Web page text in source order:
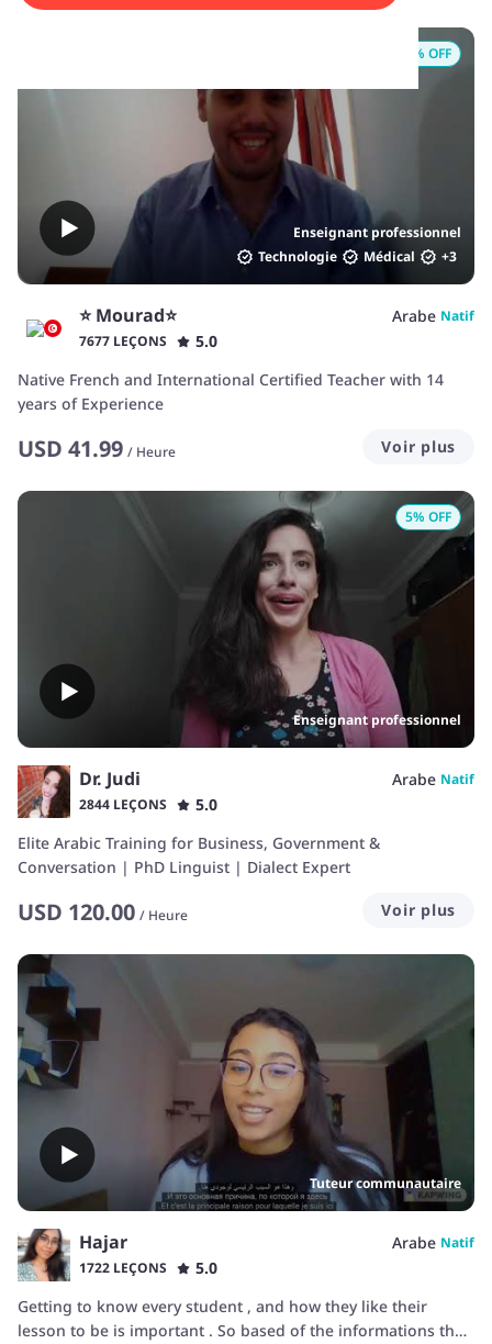
Enseignant professionnel
Technologie
Médical +3
% OFF
⭐️ Mourad⭐️ Arabe Natif
7677 LEÇONS
5.0
Native French and International Certified Teacher with 14
years of Experience
USD 41.99 / Heure Voir plus
Enseignant professionnel
5% OFF
Dr. Judi Arabe Natif
2844 LEÇONS
5.0
Elite Arabic Training for Business, Government &
Conversation | PhD Linguist | Dialect Expert
USD 120.00 / Heure Voir plus
Tuteur communautaire
Hajar Arabe Natif
1722 LEÇONS
5.0
Getting to know every student , and how they like their
lesson to be is important . So based of the informations that